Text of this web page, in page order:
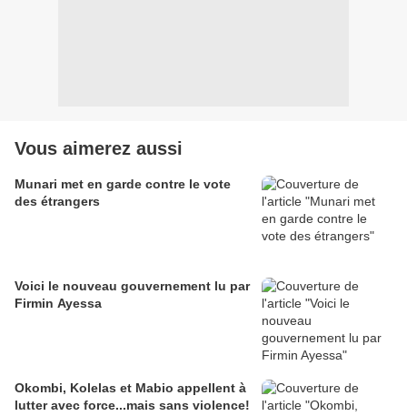
Vous aimerez aussi
Munari met en garde contre le vote
des étrangers
Voici le nouveau gouvernement lu par
Firmin Ayessa
Okombi, Kolelas et Mabio appellent à
lutter avec force...mais sans violence!